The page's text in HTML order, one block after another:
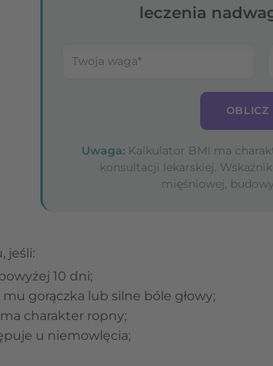
leczenia
OBLICZ
Uwaga:Kalkulator BMI ma
konsultacji lekarskiej.
mięśniowej,
jeśli:
10 dni;
gorączka lub silne bóle głowy;
charakter ropny;
u niemowlęcia;